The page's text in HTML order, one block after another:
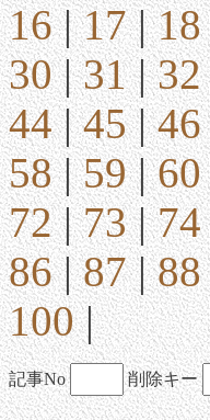
16|17|18
30|31|32
44|45|46
58|59|60
72|73|74
86|87|88
100|
記事No 削除キー